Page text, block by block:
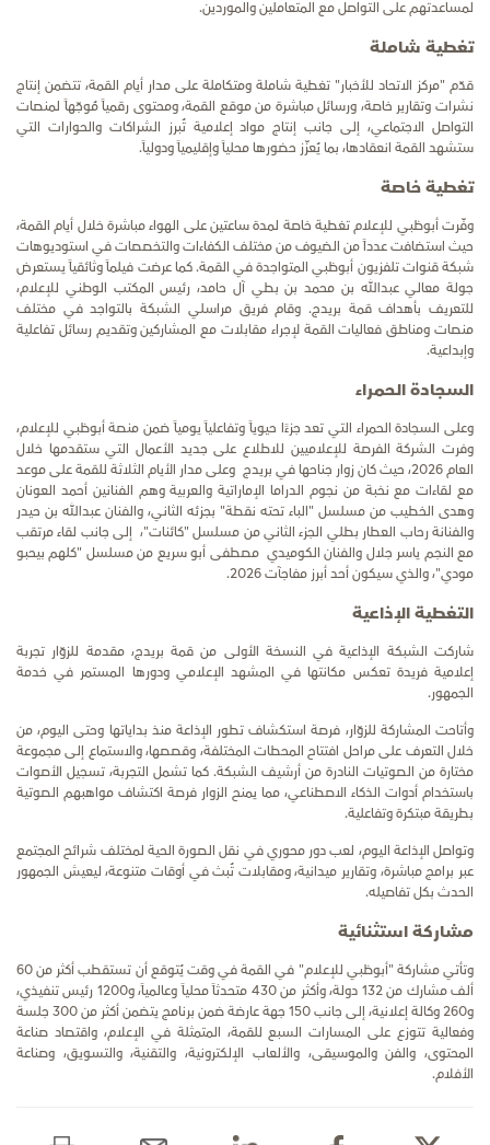
لمساعدتهم على التواصل مع المتعاملين والموردين.
تغطية شاملة
قدّم "مركز الاتحاد للأخبار" تغطية شاملة ومتكاملة على مدار أيام القمة، تتضمن إنتاج
نشرات وتقارير خاصة، ورسائل مباشرة من موقع القمة، ومحتوى رقمياً مُوجّهاً لمنصات
التواصل الاجتماعي، إلى جانب إنتاج مواد إعلامية تُبرز الشراكات والحوارات التي
ستشهد القمة انعقادها، بما يُعزّز حضورها محلياً وإقليمياً ودولياً.
تغطية خاصة
وفّرت أبوظبي للإعلام تغطية خاصة لمدة ساعتين على الهواء مباشرة خلال أيام القمة،
حيث استضافت عدداً من الضيوف من مختلف الكفاءات والتخصصات في استوديوهات
شبكة قنوات تلفزيون أبوظبي المتواجدة في القمة. كما عرضت فيلماً وثائقياً يستعرض
جولة معالي عبدالله بن محمد بن بطي آل حامد، رئيس المكتب الوطني للإعلام،
للتعريف بأهداف قمة بريدج. وقام فريق مراسلي الشبكة بالتواجد في مختلف
منصات ومناطق فعاليات القمة لإجراء مقابلات مع المشاركين وتقديم رسائل تفاعلية
وإبداعية.
السجادة الحمراء
وعلى السجادة الحمراء التي تعد جزءًا حيوياً وتفاعلياً يومياً ضمن منصة أبوظبي للإعلام،
وفرت الشركة الفرصة للإعلاميين للاطلاع على جديد الأعمال التي ستقدمها خلال
العام 2026، حيث كان زوار جناحها في بريدج وعلى مدار الأيام الثلاثة للقمة على موعد
مع لقاءات مع نخبة من نجوم الدراما الإماراتية والعربية وهم الفنانين أحمد العونان
وهدى الخطيب من مسلسل "الباء تحته نقطة" بجزئه الثاني، والفنان عبدالله بن حيدر
والفنانة رحاب العطار بطلي الجزء الثاني من مسلسل "كائنات"، إلى جانب لقاء مرتقب
مع النجم ياسر جلال والفنان الكوميدي مصطفى أبو سريع من مسلسل "كلهم بيحبو
مودي"، والذي سيكون أحد أبرز مفاجآت 2026.
التغطية الإذاعية
شاركت الشبكة الإذاعية في النسخة الأولى من قمة بريدج، مقدمة للزوّار تجربة
إعلامية فريدة تعكس مكانتها في المشهد الإعلامي ودورها المستمر في خدمة
الجمهور.
وأتاحت المشاركة للزوّار، فرصة استكشاف تطور الإذاعة منذ بداياتها وحتى اليوم، من
خلال التعرف على مراحل افتتاح المحطات المختلفة، وقصصها، والاستماع إلى مجموعة
مختارة من الصوتيات النادرة من أرشيف الشبكة. كما تشمل التجربة، تسجيل الأصوات
باستخدام أدوات الذكاء الاصطناعي، مما يمنح الزوار فرصة اكتشاف مواهبهم الصوتية
بطريقة مبتكرة وتفاعلية.
وتواصل الإذاعة اليوم، لعب دور محوري في نقل الصورة الحية لمختلف شرائح المجتمع
عبر برامج مباشرة، وتقارير ميدانية، ومقابلات تُبث في أوقات متنوعة، ليعيش الجمهور
الحدث بكل تفاصيله.
مشاركة استثنائية
وتأتي مشاركة "أبوظبي للإعلام" في القمة في وقت يُتوقع أن تستقطب أكثر من 60
ألف مشارك من 132 دولة، وأكثر من 430 متحدثاً محلياً وعالمياً، و1200 رئيس تنفيذي،
و260 وكالة إعلانية، إلى جانب 150 جهة عارضة ضمن برنامج يتضمن أكثر من 300 جلسة
وفعالية تتوزع على المسارات السبع للقمة، المتمثلة في الإعلام، واقتصاد صناعة
المحتوى، والفن والموسيقى، والألعاب الإلكترونية، والتقنية، والتسويق، وصناعة
الأفلام.